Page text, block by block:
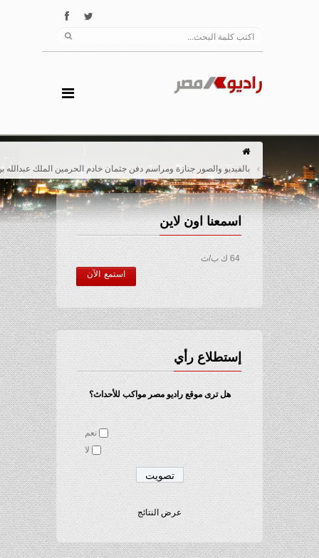
بالفيديو والصور جنازة ومراسم دفن جثمان خادم الحرمين الملك عبدالله بن عبدالعزيز
اسمعنا اون لاين
64 ك ب/ث
استمع الآن
إستطلاع رأي
هل ترى موقع راديو مصر مواكب للأحداث؟
نعم
لا
عرض النتائج